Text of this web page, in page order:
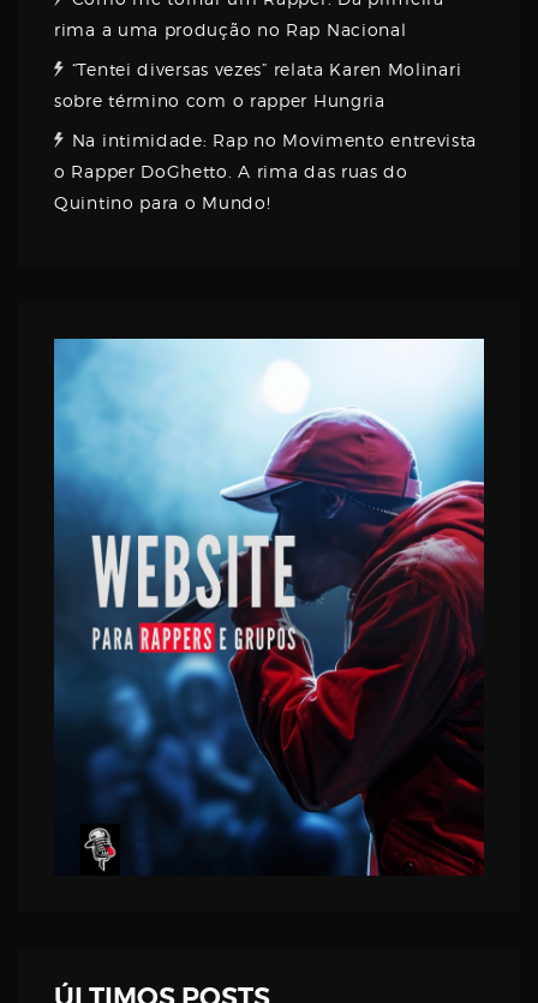
rima a uma produção no Rap Nacional
“Tentei diversas vezes” relata Karen Molinari
sobre término com o rapper Hungria
Na intimidade: Rap no Movimento entrevista
o Rapper DoGhetto. A rima das ruas do
Quintino para o Mundo!